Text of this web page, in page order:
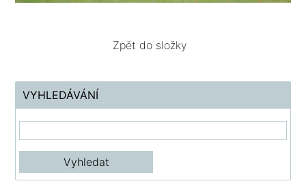
Zpět do složky
VYHLEDÁVÁNÍ